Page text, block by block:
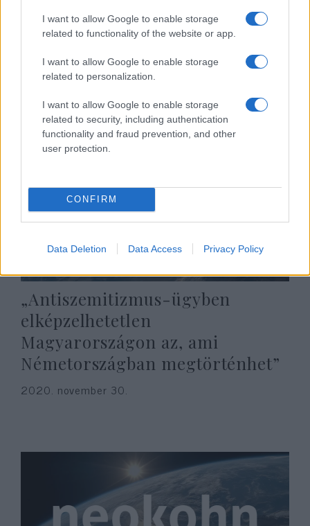
I want to allow Google to enable storage
related to functionality of the website or app.
I want to allow Google to enable storage
related to personalization.
I want to allow Google to enable storage
related to security, including authentication
functionality and fraud prevention, and other
user protection.
CONFIRM
Data Deletion Data Access Privacy Policy
Kushner tesz egy utolsó
kísérletet Szaúd-Arábia és Katar
kibékítésére
„Antiszemitizmus-ügyben
elképzelhetetlen
Magyarországon az, ami
Németországban megtörténhet”
2020. november 30.